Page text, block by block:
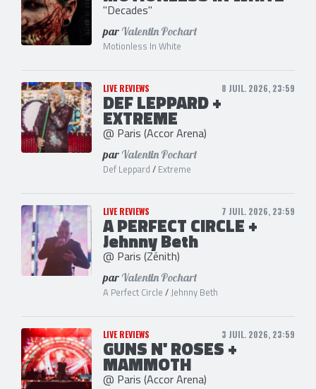
"Decades"
par Valentin Pochart
Motionless In White
LIVE REVIEWS 8 JUIL. 2026, 23:59
DEF LEPPARD +
EXTREME
@ Paris (Accor Arena)
par Valentin Pochart
Def Leppard / Extreme
LIVE REVIEWS 7 JUIL. 2026, 23:59
A PERFECT CIRCLE +
Jehnny Beth
@ Paris (Zénith)
par Valentin Pochart
A Perfect Circle /Jehnny Beth
LIVE REVIEWS 3 JUIL. 2026, 23:59
GUNS N' ROSES +
MAMMOTH
@ Paris (Accor Arena)